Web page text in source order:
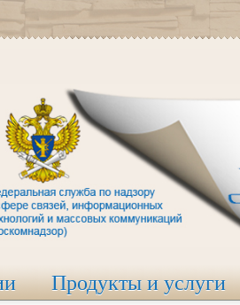
Продукты и услуги